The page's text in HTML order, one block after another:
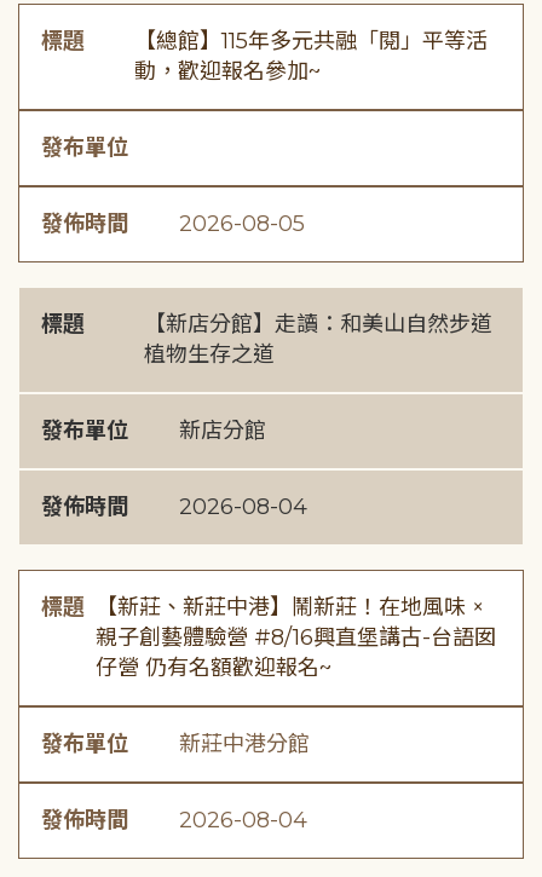
標題
【總館】115年多元共融「閱」平等活
動，歡迎報名參加~
發布單位
發佈時間 2026-08-05
標題
【新店分館】走讀：和美山自然步道
植物生存之道
發布單位 新店分館
發佈時間 2026-08-04
標題
【新莊、新莊中港】鬧新莊！在地風味 ×
親子創藝體驗營 #8/16興直堡講古-台語囡
仔營 仍有名額歡迎報名~
發布單位 新莊中港分館
發佈時間 2026-08-04